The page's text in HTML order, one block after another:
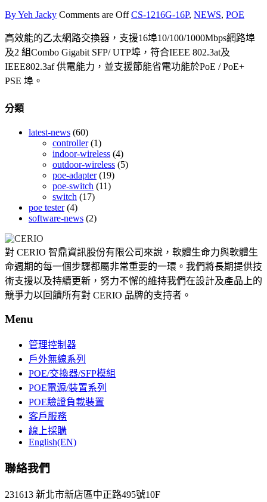
By Yeh Jacky Comments are Off CS-1216G-16P, NEWS, POE
高效能的乙太網路交換器，支援16埠10/100/1000Mbps網路埠
及2 組Combo Gigabit SFP/ UTP埠，符合IEEE 802.3at及
IEEE802.3af 供電能力，並支援節能省電功能於PoE / PoE+
PSE 埠。
分類
latest-news (60)
controller(1)
indoor-wireless (4)
outdoor-wireless (5)
poe-adapter(19)
poe-switch (11)
switch (17)
poe tester(4)
software-news (2)
對 CERIO 智鼎資訊股份有限公司來說，軟體生命力與軟體生
命週期的每一個步驟都屬非常重要的一環。我們將長期提供技
術支援以及持續更新，努力不懈的維持我們在設計及產品上的
競爭力以回饋所有對 CERIO 品牌的支持者。
Menu
管理控制器
戶外無線系列
POE/交換器/SFP模組
POE電源/裝置系列
POE驗證負載裝置
客戶服務
線上採購
English(EN)
聯絡我們
231613 新北市新店區中正路495號10F